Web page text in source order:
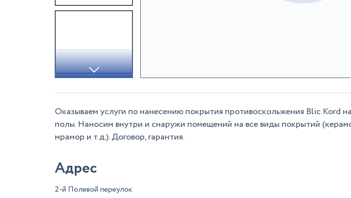
Оказываем услуги по нанесению покрытия противоскольжения Blic Kord
полы. Наносим внутри и снаружи помещений на все виды покрытий
мрамор и т.д.). Договор, гарантия.
Адрес
2-й Полевой переулок